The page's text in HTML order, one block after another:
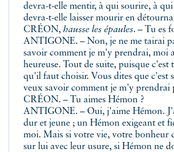
devra-t-elle mentir, à qui sourire, à
devra-t-elle laisser mourir en
CRÉON, hausse les épaules. – Tu es
ANTIGONE. – Non, je ne me tairai
savoir comment je m'y prendrai, moi
heureuse. Tout de suite, puisque c'est
qu'il faut choisir. Vous dites que c'est
veux savoir comment je m'y prendrai
CRÉON. – Tu aimes Hémon ?
ANTIGONE. – Oui, j'aime Hémon.
dur et jeune ; un Hémon exigeant et
moi. Mais si votre vie, votre bonheur
sur lui avec leur usure, si Hémon ne